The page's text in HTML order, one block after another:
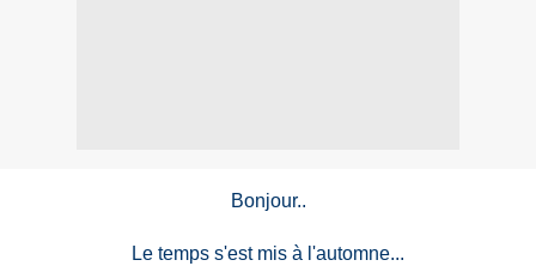
Bonjour..
Le temps s'est mis à l'automne...